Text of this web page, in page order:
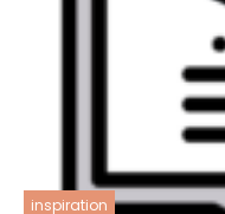
inspiration